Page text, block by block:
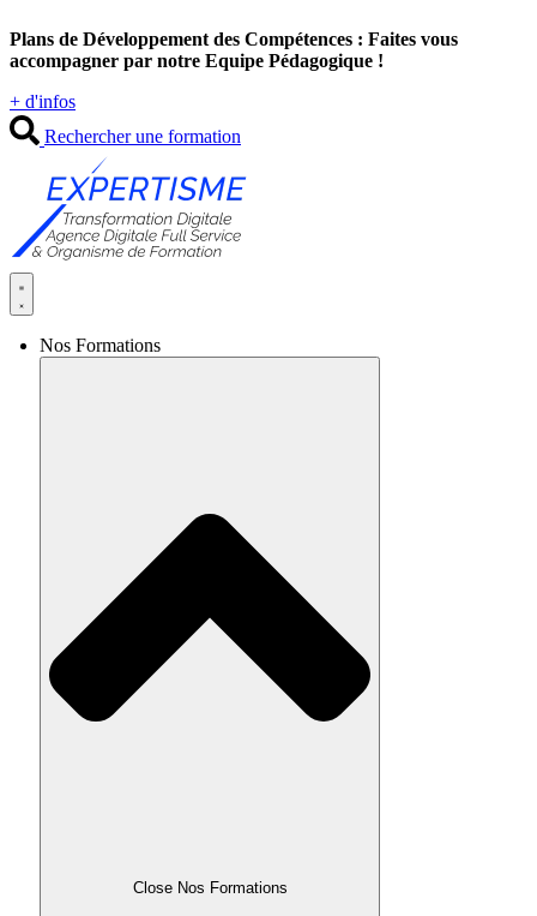
au
contenu
Plans de Développement des Compétences : Faites vous
accompagner par notre Equipe Pédagogique !
+ d'infos
Rechercher une formation
Nos Formations
Close Nos Formations